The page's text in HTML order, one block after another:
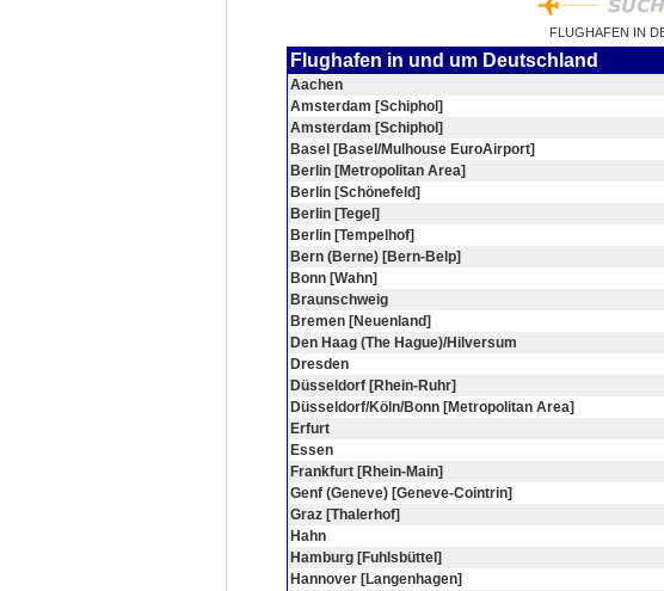
FLUGHAFEN IN
Flughafen in und um Deutschland
Aachen
Amsterdam [Schiphol]
Amsterdam [Schiphol]
Basel [Basel/Mulhouse EuroAirport]
Berlin [Metropolitan Area]
Berlin [Schönefeld]
Berlin [Tegel]
Berlin [Tempelhof]
Bern (Berne) [Bern-Belp]
Bonn [Wahn]
Braunschweig
Bremen [Neuenland]
Den Haag (The Hague)/Hilversum
Dresden
Düsseldorf [Rhein-Ruhr]
Düsseldorf/Köln/Bonn [Metropolitan Area]
Erfurt
Essen
Frankfurt [Rhein-Main]
Genf (Geneve) [Geneve-Cointrin]
Graz [Thalerhof]
Hahn
Hamburg [Fuhlsbüttel]
Hannover [Langenhagen]